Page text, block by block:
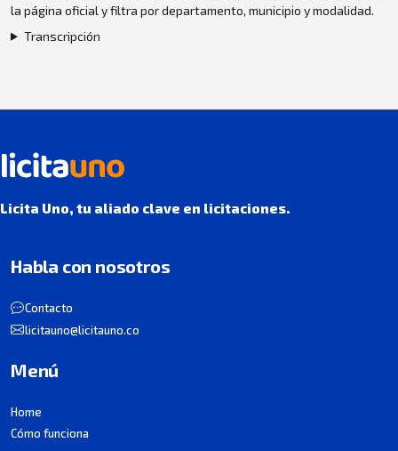
la página oficial y filtra por departamento, municipio y modalidad.
Transcripción
Licita Uno, tu aliado clave en licitaciones.
Habla con nosotros
Contacto
licitauno@licitauno.co
Menú
Home
Cómo funciona